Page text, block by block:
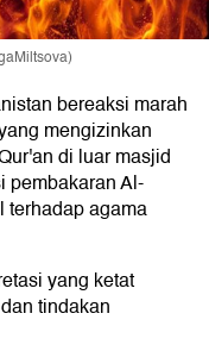
bereaksi marah
mengizinkan
di luar masjid
pembakaran Al-
terhadap agama
yang ketat
tindakan